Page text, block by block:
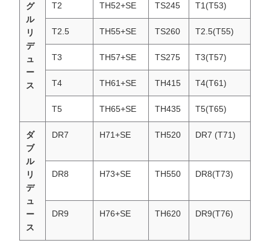
グ
ル
リ
デ
ュ
ー
ス
T2 TH52+SE TS245 T1(T53)
T2.5 TH55+SE TS260 T2.5(T55)
T3 TH57+SE TS275 T3(T57)
T4 TH61+SE TH415 T4(T61)
T5 TH65+SE TH435 T5(T65)
ダ
ブ
ル
リ
デ
ュ
ー
ス
DR7 H71+SE TH520 DR7 (T71)
DR8 H73+SE TH550 DR8(T73)
DR9 H76+SE TH620 DR9(T76)